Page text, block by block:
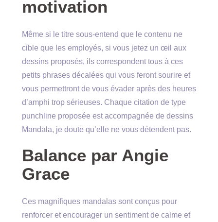
motivation
Même si le titre sous-entend que le contenu ne
cible que les employés, si vous jetez un œil aux
dessins proposés, ils correspondent tous à ces
petits phrases décalées qui vous feront sourire et
vous permettront de vous évader après des heures
d’amphi trop sérieuses. Chaque citation de type
punchline proposée est accompagnée de dessins
Mandala, je doute qu’elle ne vous détendent pas.
Balance par Angie
Grace
Ces magnifiques mandalas sont conçus pour
renforcer et encourager un sentiment de calme et